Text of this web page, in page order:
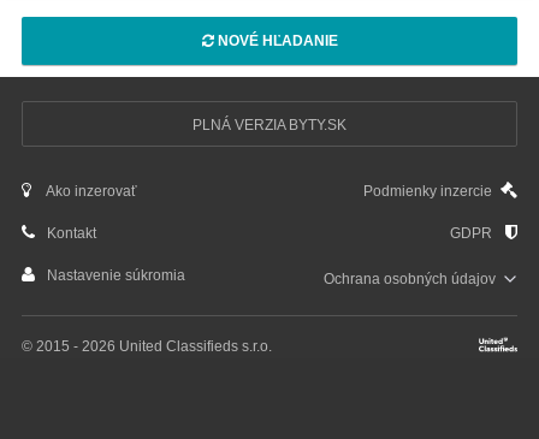
NOVÉ HĽADANIE
PLNÁ VERZIA BYTY.SK
Ako inzerovať Podmienky inzercie
Kontakt GDPR
Nastavenie súkromia Ochrana osobnýchúdajov
© 2015 - 2026 United Classifieds s.r.o.